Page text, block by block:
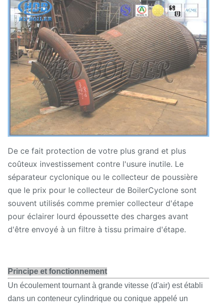
De ce fait protection de votre plus grand et plus
coûteux investissement contre l'usure inutile. Le
séparateur cyclonique ou le collecteur de poussière
que le prix pour le collecteur de BoilerCyclone sont
souvent utilisés comme premier collecteur d'étape
pour éclairer lourd époussette des charges avant
d'être envoyé à un filtre à tissu primaire d'étape.
Principe et fonctionnement
Un écoulement tournant à grande vitesse (d'air) est établi
dans un conteneur cylindrique ou conique appelé un